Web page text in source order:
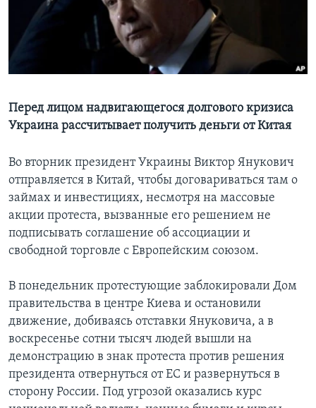
Learning English
Языки
Перед лицом надвигающегося долгового кризиса
Украина рассчитывает получить деньги от Китая
Во вторник президент Украины Виктор Янукович
отправляется в Китай, чтобы договариваться там о
займах и инвестициях, несмотря на массовые
акции протеста, вызванные его решением не
подписывать соглашение об ассоциации и
свободной торговле с Европейским союзом.
В понедельник протестующие заблокировали Дом
правительства в центре Киева и остановили
движение, добиваясь отставки Януковича, а в
воскресенье сотни тысяч людей вышли на
демонстрацию в знак протеста против решения
президента отвернуться от ЕС и развернуться в
сторону России. Под угрозой оказались курс